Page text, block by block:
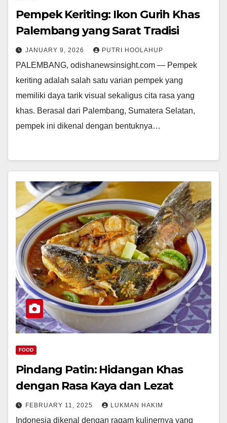
Pempek Keriting: Ikon Gurih Khas
Palembang yang Sarat Tradisi
JANUARY 9, 2026 PUTRI HOOLAHUP
PALEMBANG, odishanewsinsight.com — Pempek
keriting adalah salah satu varian pempek yang
memiliki daya tarik visual sekaligus cita rasa yang
khas. Berasal dari Palembang, Sumatera Selatan,
pempek ini dikenal dengan bentuknya…
FOOD
Pindang Patin: Hidangan Khas
dengan Rasa Kaya dan Lezat
FEBRUARY 11, 2025 LUKMAN HAKIM
Indonesia dikenal dengan ragam kulinernya yang